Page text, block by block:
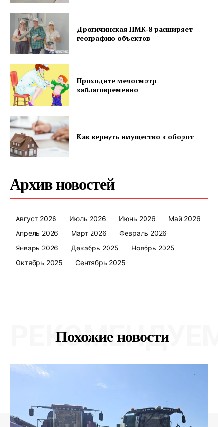
Редакция "ДВ"
Наша гісторыя
Контакты
Правила использования материалов
Электронные обращения
Дрогичинская ПМК‑8 расширяет
географию объектов
Проходите медосмотр
заблаговременно
Как вернуть имущество в оборот
Архив новостей
Август 2026 Июль 2026 Июнь 2026
Май 2026
Апрель 2026
Март 2026
Февраль 2026
Январь 2026
Декабрь 2025
Ноябрь 2025
Октябрь 2025
Сентябрь 2025
Похожие новости